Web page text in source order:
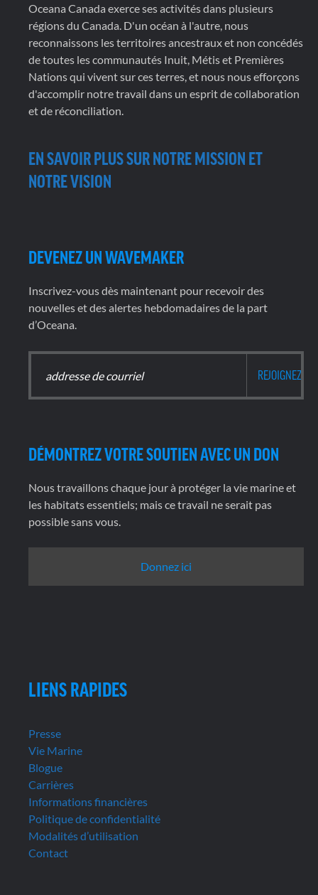
Oceana Canada exerce ses activités dans plusieurs
régions du Canada. D'un océan à l'autre, nous
reconnaissons les territoires ancestraux et non concédés
de toutes les communautés Inuit, Métis et Premières
Nations qui vivent sur ces terres, et nous nous efforçons
d'accomplir notre travail dans un esprit de collaboration
et de réconciliation.
EN SAVOIR PLUS SUR NOTRE MISSION ET
NOTRE VISION
DEVENEZ UN WAVEMAKER
Inscrivez-vous dès maintenant pour recevoir des
nouvelles et des alertes hebdomadaires de la part
d’Oceana.
DÉMONTREZ VOTRE SOUTIEN AVEC UN DON
Nous travaillons chaque jour à protéger la vie marine et
les habitats essentiels; mais ce travail ne serait pas
possible sans vous.
Donnez ici
LIENS RAPIDES
Presse
Vie Marine
Blogue
Carrières
Informations financières
Politique de confidentialité
Modalités d’utilisation
Contact